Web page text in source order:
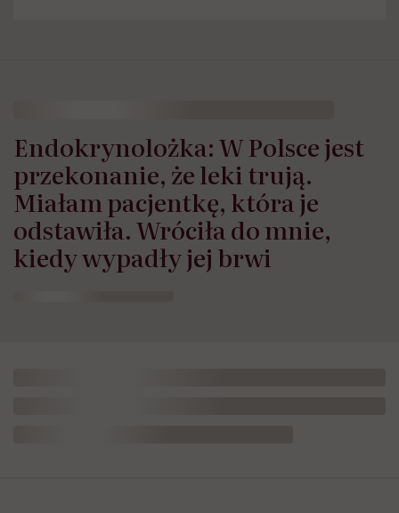
Endokrynolożka: W Polsce jest
przekonanie, że leki trują.
Miałam pacjentkę, która je
odstawiła. Wróciła do mnie,
kiedy wypadły jej brwi